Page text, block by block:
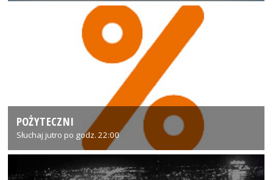
POŻYTECZNI
Słuchaj jutro po godz. 22:00